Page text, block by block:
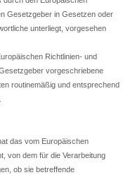
Gesetzgeber in Gesetzen oder
unterliegt, vorgesehen
Richtlinien- und
vorgeschriebene
routinemäßig und entsprechend
das vom Europäischen
von dem für die Verarbeitung
ob sie betreffende